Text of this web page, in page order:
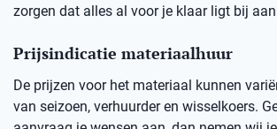
zorgen dat alles al voor je klaar ligt bij
Prijsindicatie materiaalhuur
De prijzen voor het materiaal kunnen
van seizoen, verhuurder en wisselkoers.